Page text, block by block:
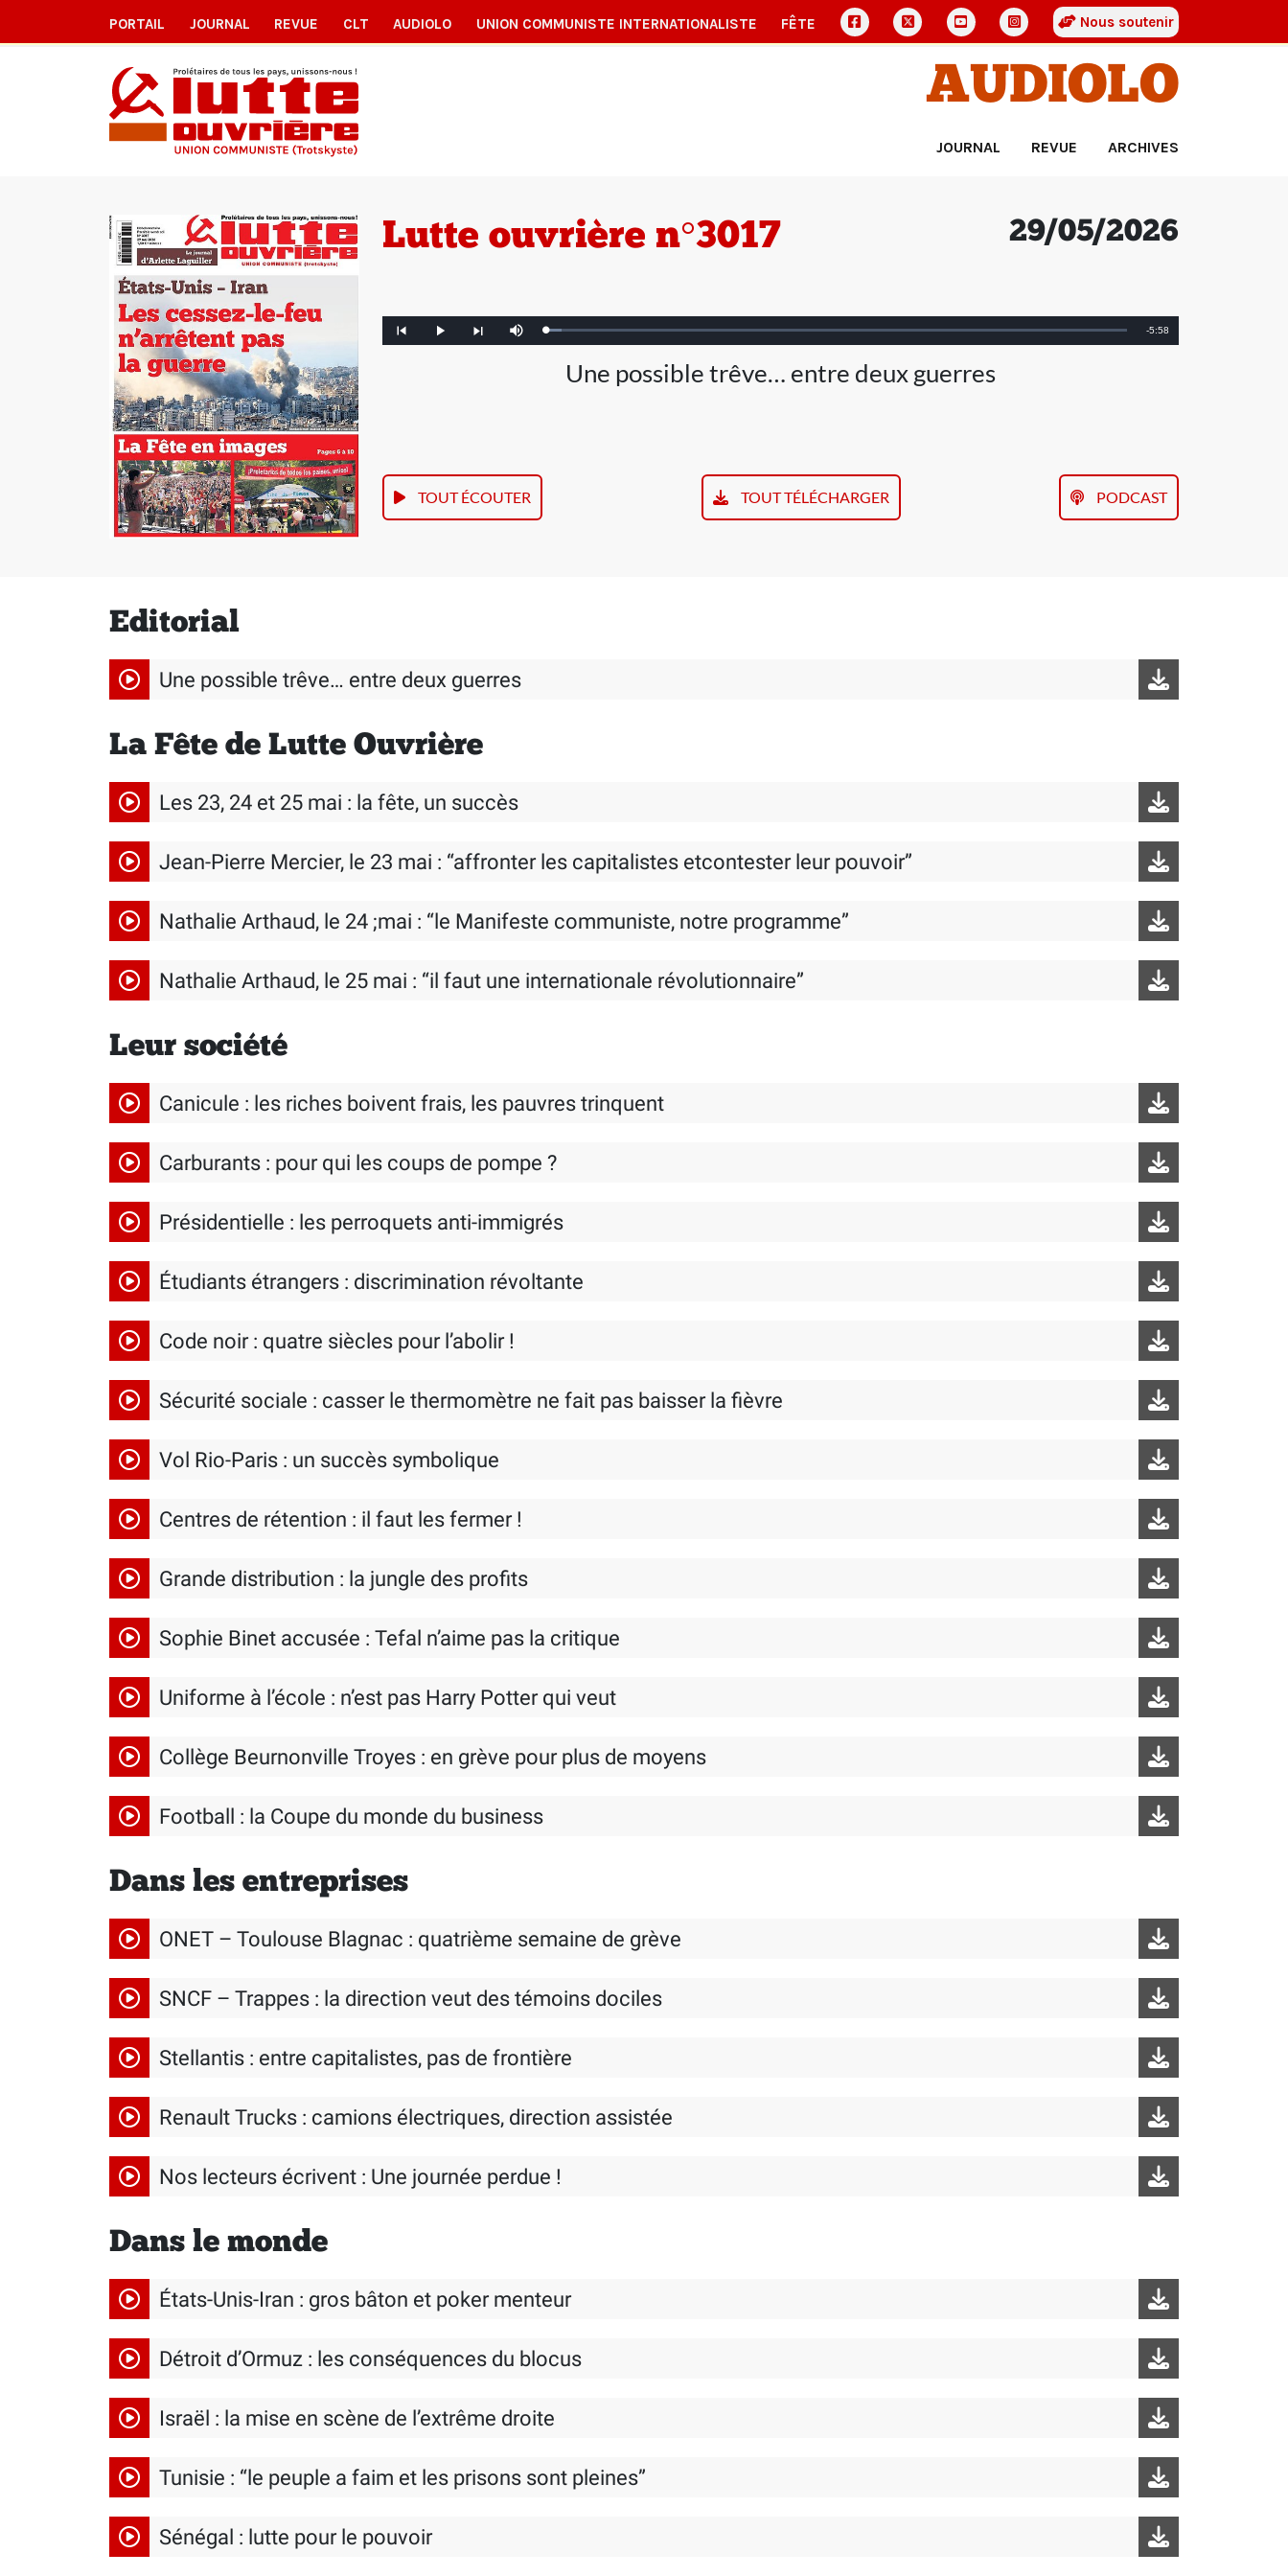
PORTAIL JOURNAL REVUE CLT AUDIOLO UNION COMMUNISTE INTERNATIONALISTE FÊTE Nous soutenir
AUDIOLO
JOURNAL REVUE ARCHIVES
Lutte ouvrière n°3017 29/05/2026
Article
précédent
Play
Article
suivant
Mute Loaded:
2.83%
Remaining
-5:58
Une possible trêve… entre deux guerres
TOUT ÉCOUTER TOUT TÉLÉCHARGER PODCAST
Editorial
Une possible trêve… entre deux guerres
La Fête de Lutte Ouvrière
Les 23, 24 et 25 mai : la fête, un succès
Jean-Pierre Mercier, le 23 mai : “affronter les capitalistes etcontester leur pouvoir”
Nathalie Arthaud, le 24 ;mai : “le Manifeste communiste, notre programme”
Nathalie Arthaud, le 25 mai : “il faut une internationale révolutionnaire”
Leur société
Canicule : les riches boivent frais, les pauvres trinquent
Carburants : pour qui les coups de pompe ?
Présidentielle : les perroquets anti-immigrés
Étudiants étrangers : discrimination révoltante
Code noir : quatre siècles pour l’abolir !
Sécurité sociale : casser le thermomètre ne fait pas baisser la fièvre
Vol Rio-Paris : un succès symbolique
Centres de rétention : il faut les fermer !
Grande distribution : la jungle des profits
Sophie Binet accusée : Tefal n’aime pas la critique
Uniforme à l’école : n’est pas Harry Potter qui veut
Collège Beurnonville Troyes : en grève pour plus de moyens
Football : la Coupe du monde du business
Dans les entreprises
ONET – Toulouse Blagnac : quatrième semaine de grève
SNCF – Trappes : la direction veut des témoins dociles
Stellantis : entre capitalistes, pas de frontière
Renault Trucks : camions électriques, direction assistée
Nos lecteurs écrivent : Une journée perdue !
Dans le monde
États-Unis-Iran : gros bâton et poker menteur
Détroit d’Ormuz : les conséquences du blocus
Israël : la mise en scène de l’extrême droite
Tunisie : “le peuple a faim et les prisons sont pleines”
Sénégal : lutte pour le pouvoir